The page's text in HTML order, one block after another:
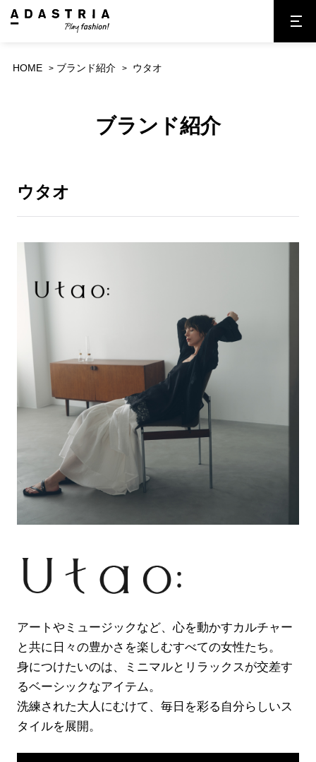
HOME ブランド紹介 ウタオ
ブランド紹介
ウタオ
アートやミュージックなど、心を動かすカルチャー
と共に日々の豊かさを楽しむすべての女性たち。
身につけたいのは、ミニマルとリラックスが交差す
るベーシックなアイテム。
洗練された大人にむけて、毎日を彩る自分らしいス
タイルを展開。